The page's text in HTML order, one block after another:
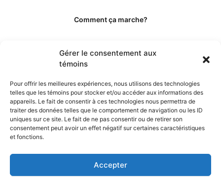
Gérer le consentement aux
témoins
Pour offrir les meilleures expériences, nous utilisons des technologies
telles que les témoins pour stocker et/ou accéder aux informations des
appareils. Le fait de consentir à ces technologies nous permettra de
traiter des données telles que le comportement de navigation ou les ID
uniques sur ce site. Le fait de ne pas consentir ou de retirer son
consentement peut avoir un effet négatif sur certaines caractéristiques
et fonctions.
Accepter
Comment ça marche?
Les éditeurs
Les experts et collaborateurs